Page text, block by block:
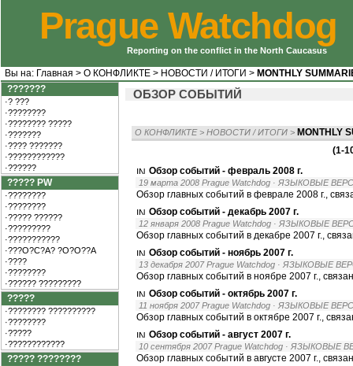
Prague Watchdog
Reporting on the conflict in the North Caucasus
Вы на: Главная > О КОНФЛИКТЕ > НОВОСТИ / ИТОГИ > MONTHLY
???????
·? ???
·????????
·???????? ?????
·???????
·???? ???????
·????????????
·??????
????? PW
·????????
·????????
·????? ??????
·?????????
·???????????
·???O?C?A? ?O?O??A
·????
·????????
·?????? ?????????
?????
·???????? ??????????
·????????
·?????
·????????????
????? ????????
ОБЗОР СОБЫТИЙ
О КОНФЛИКТЕ > НОВОСТИ / ИТОГИ > MONTHLY
(1-
Обзор событий - февраль 2008 г.
19 марта 2008 Prague Watchdog · ЯЗЫКОВЫЕ
Обзор главных событий в феврале 2008 г.,
Обзор событий - декабрь 2007 г.
12 января 2008 Prague Watchdog · ЯЗЫКОВЫЕ
Обзор главных событий в декабре 2007 г.,
Обзор событий - ноябрь 2007 г.
13 декабря 2007 Prague Watchdog · ЯЗЫКОВЫЕ
Обзор главных событий в ноябре 2007 г.,
Обзор событий - октябрь 2007 г.
11 ноября 2007 Prague Watchdog · ЯЗЫКОВЫЕ
Обзор главных событий в октябре 2007 г.,
Обзор событий - август 2007 г.
10 сентября 2007 Prague Watchdog · ЯЗЫКОВЫЕ
Обзор главных событий в августе 2007 г.,